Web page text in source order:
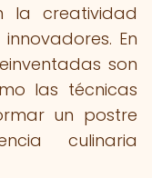
la creatividad
En
son
las técnicas
un postre
culinaria